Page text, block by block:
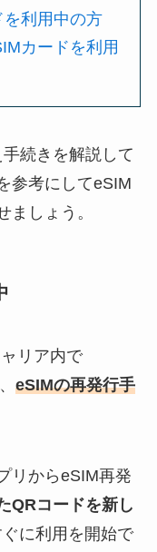
利用中の方
カードを利用
続きを解説して
参考にしてeSIM
ましょう。
リア内で
eSIMの再発行手
リからeSIM再発
QRコードを新し
に利用を開始で